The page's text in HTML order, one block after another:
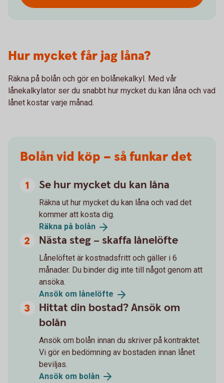
Hur mycket får jag låna?
Räkna på bolån och gör en bolånekalkyl. Med vår
lånekalkylator ser du snabbt hur mycket du kan låna och vad
lånet kostar varje månad.
Bolån vid köp – så funkar det
Se hur mycket du kan låna
Räkna ut hur mycket du kan låna och vad det
kommer att kosta dig.
Räkna på bolån
Nästa steg – skaffa lånelöfte
Lånelöftet är kostnadsfritt och gäller i 6
månader. Du binder dig inte till något genom att
ansöka.
Ansök om lånelöfte
Hittat din bostad? Ansök om
bolån
Ansök om bolån innan du skriver på kontraktet.
Vi gör en bedömning av bostaden innan lånet
beviljas.
Ansök om bolån